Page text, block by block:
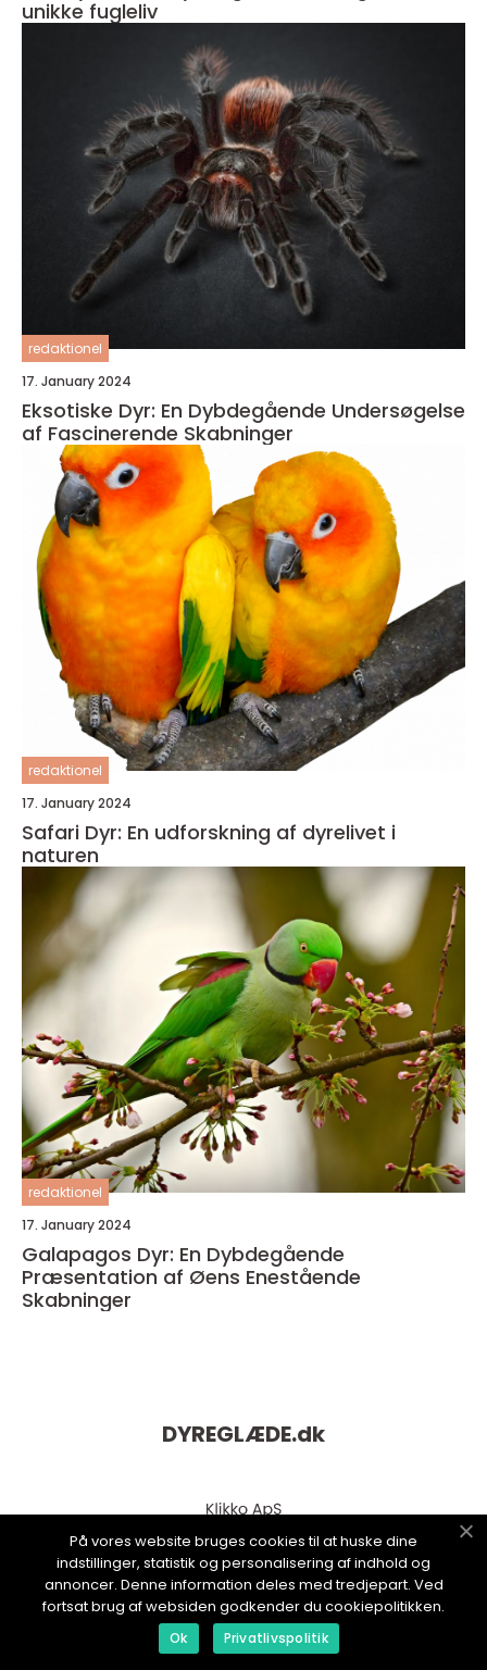
unikke fugleliv
redaktionel
17. January 2024
Eksotiske Dyr: En Dybdegående Undersøgelse
af Fascinerende Skabninger
redaktionel
17. January 2024
Safari Dyr: En udforskning af dyrelivet i
naturen
redaktionel
17. January 2024
Galapagos Dyr: En Dybdegående
Præsentation af Øens Enestående
Skabninger
DYREGLÆDE.dk
web:www.klikko.dk
På vores website bruges cookies til at huske dine
indstillinger, statistik og personalisering af indhold og
annoncer. Denne information deles med tredjepart. Ved
fortsat brug af websiden godkender du cookiepolitikken.
Ok Privatlivspolitik